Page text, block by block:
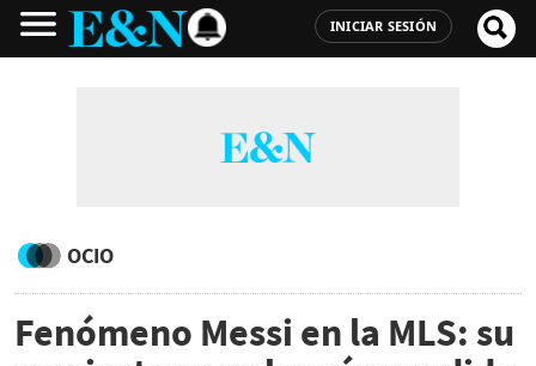
INICIAR SESIÓN
OCIO
Fenómeno Messi en la MLS: su